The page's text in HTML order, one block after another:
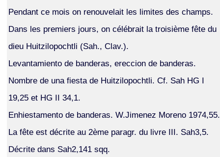
Pendant ce mois on renouvelait les limites des champs.
Dans les premiers jours, on célébrait la troisième fête du
dieu Huitzilopochtli (Sah., Clav.).
Levantamiento de banderas, ereccion de banderas.
Nombre de una fiesta de Huitzilopochtli. Cf. Sah HG I
19,25 et HG II 34,1.
Enhiestamento de banderas. W.Jimenez Moreno 1974,55.
La fête est décrite au 2ème paragr. du livre III. Sah3,5.
Décrite dans Sah2,141 sqq.